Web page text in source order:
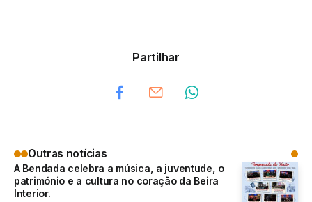
Partilhar
Outras notícias
A Bendada celebra a música, a juventude, o
património e a cultura no coração da Beira
Interior.